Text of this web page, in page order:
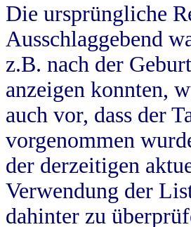
Die ursprüngliche
Ausschlaggebend
z.B. nach der
anzeigen konnten,
auch vor, dass der
vorgenommen
der derzeitigen
Verwendung der
dahinter zu